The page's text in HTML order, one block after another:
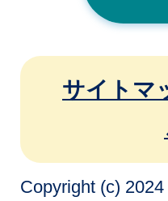
サイトマ
Copyright (c)